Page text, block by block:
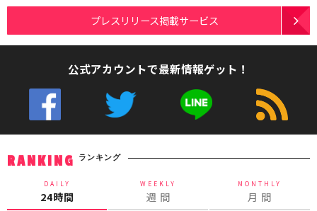
プレスリリース掲載サービス
公式アカウントで最新情報ゲット！
RANKING ランキング
DAILY
24時間
WEEKLY
週 間
MONTHLY
月 間